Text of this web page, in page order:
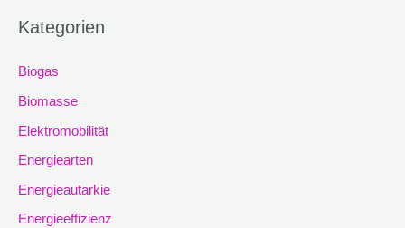
Kategorien
Biogas
Biomasse
Elektromobilität
Energiearten
Energieautarkie
Energieeffizienz